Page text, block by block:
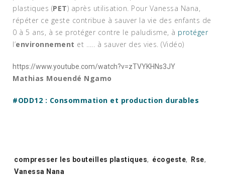
plastiques (PET) après utilisation. Pour Vanessa Nana,
répéter ce geste contribue à sauver la vie des enfants de
0 à 5 ans, à se protéger contre le paludisme, à protéger
l’environnement et ….. à sauver des vies. (Vidéo)
https://www.youtube.com/watch?v=zTVYKHNs3JY
Mathias Mouendé Ngamo
#ODD12 : Consommation et production durables
Tags:
compresser les bouteilles plastiques, écogeste, Rse,
Vanessa Nana